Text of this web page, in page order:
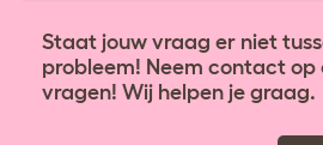
Staat jouw vraag er niet
probleem! Neem contact op
vragen! Wij helpen je graag.